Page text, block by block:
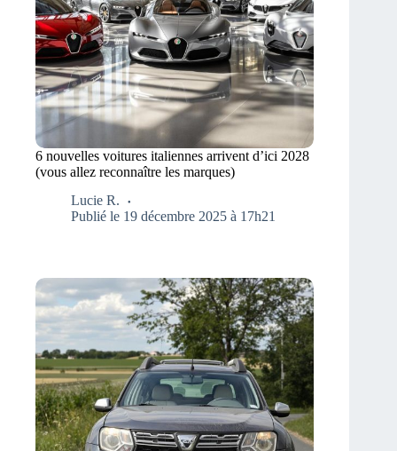
6 nouvelles voitures italiennes arrivent d’ici 2028
(vous allez reconnaître les marques)
Lucie R.
Publié le 19 décembre 2025 à 17h21